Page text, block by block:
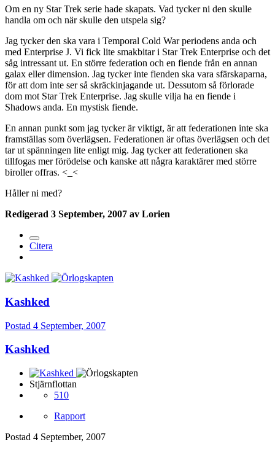
Om en ny Star Trek serie hade skapats. Vad tycker ni den skulle
handla om och när skulle den utspela sig?
Jag tycker den ska vara i Temporal Cold War periodens anda och
med Enterprise J. Vi fick lite smakbitar i Star Trek Enterprise och det
såg intressant ut. En större federation och en fiende från en annan
galax eller dimension. Jag tycker inte fienden ska vara sfärskaparna,
för att dom inte ser så skräckinjagande ut. Dessutom så förlorade
dom mot Star Trek Enterprise. Jag skulle vilja ha en fiende i
Shadows anda. En mystisk fiende.
En annan punkt som jag tycker är viktigt, är att federationen inte ska
framställas som överlägsen. Federationen är oftas överlägsen och det
tar ut spänningen lite enligt mig. Jag tycker att federationen ska
tillfogas mer förödelse och kanske att några karaktärer med större
biroller offras. <_<
Håller ni med?
Redigerad 3 September, 2007 av Lorien
Citera
Kashked
Postad 4 September, 2007
Kashked
Stjärnflottan
510
Rapport
Postad 4 September, 2007